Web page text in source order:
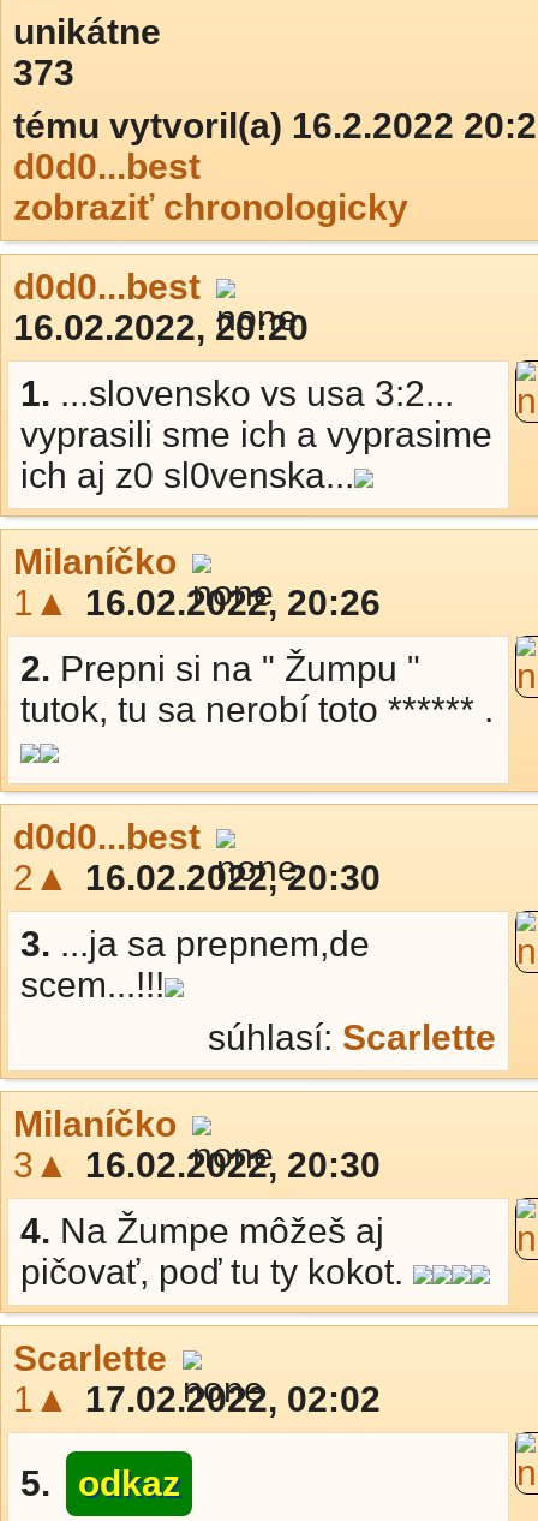
unikátne
373
tému vytvoril(a) 16.2.2022
d0d0...best
zobraziť chronologicky
d0d0...best
16.02.2022, 20:20
1. ...slovensko vs usa 3:2...
vyprasili sme ich a vyprasime
ich aj z0 sl0venska...
Milaníčko
1▲
16.02.2022, 20:26
2. Prepni si na " Žumpu "
tutok, tu sa nerobí toto ****** .
d0d0...best
2▲
16.02.2022, 20:30
3. ...ja sa prepnem,de
scem...!!!
súhlasí: Scarlette
Milaníčko
3▲
16.02.2022, 20:30
4. Na Žumpe môžeš aj
pičovať, poď tu ty kokot.
Scarlette
1▲
17.02.2022, 02:02
5. odkaz